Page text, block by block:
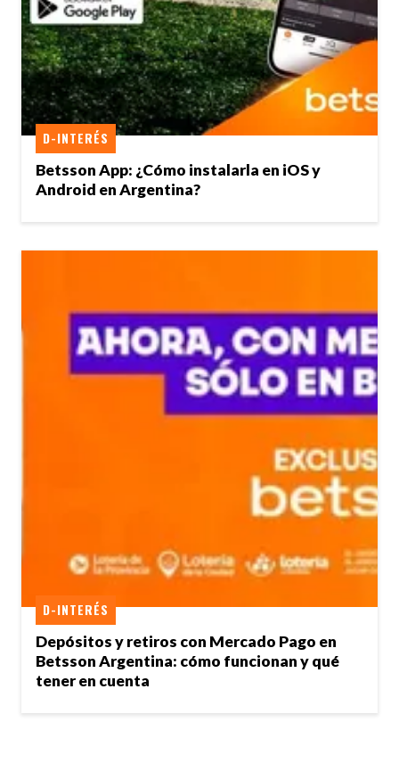
Betsson App: ¿Cómo instalarla en iOS y
Android en Argentina?
D-INTERÉS
Depósitos y retiros con Mercado Pago en
Betsson Argentina: cómo funcionan y qué
tener en cuenta
D-INTERÉS